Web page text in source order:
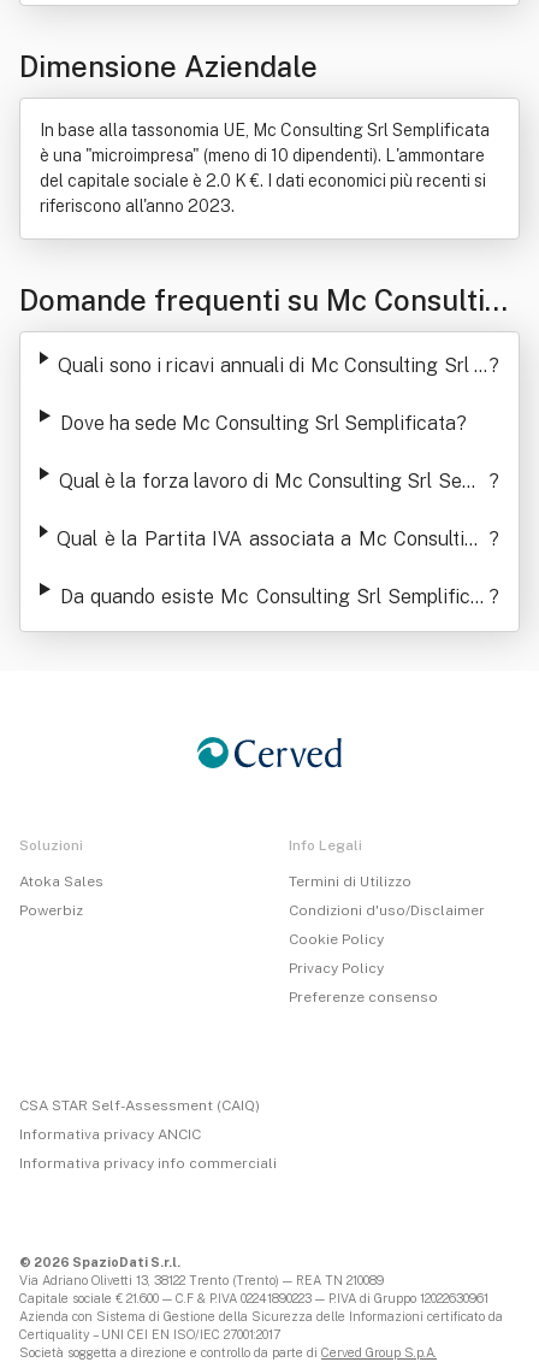
Dimensione Aziendale
In base alla tassonomia UE, Mc Consulting Srl Semplificata
è una "microimpresa" (meno di 10 dipendenti). L'ammontare
del capitale sociale è 2.0 K €. I dati economici più recenti si
riferiscono all'anno 2023.
Domande frequenti su Mc Consulting
Srl Semplificata
Quali sono i ricavi annuali di Mc Consulting Srl S?
Dove ha sede Mc Consulting Srl Semplificata?
Qual è la forza lavoro di Mc Consulting Srl Semp ?
Qual è la Partita IVA associata a Mc Consulting ?
Da quando esiste Mc Consulting Srl Semplificat
a
?
Soluzioni
Atoka Sales
Powerbiz
Info Legali
Termini di Utilizzo
Condizioni d'uso/Disclaimer
Cookie Policy
Privacy Policy
Preferenze consenso
CSA STAR Self-Assessment (CAIQ)
Informativa privacy ANCIC
Informativa privacy info commerciali
© 2026 SpazioDati S.r.l.
Via Adriano Olivetti 13, 38122 Trento (Trento) — REA TN 210089
Capitale sociale € 21.600 — C.F & P.IVA 02241890223 — P.IVA di Gruppo 12022630961
Azienda con Sistema di Gestione della Sicurezza delle Informazioni certificato da
Certiquality – UNI CEI EN ISO/IEC 27001:2017
Società soggetta a direzione e controllo da parte di Cerved Group S.p.A.